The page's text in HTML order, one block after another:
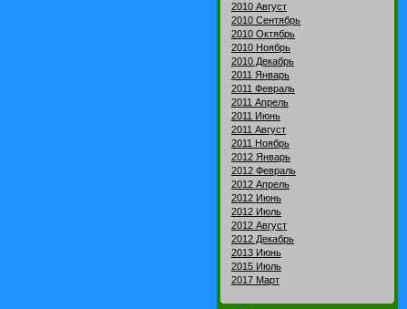
2010 Август
2010 Сентябрь
2010 Октябрь
2010 Ноябрь
2010 Декабрь
2011 Январь
2011 Февраль
2011 Апрель
2011 Июнь
2011 Август
2011 Ноябрь
2012 Январь
2012 Февраль
2012 Апрель
2012 Июнь
2012 Июль
2012 Август
2012 Декабрь
2013 Июнь
2015 Июль
2017 Март